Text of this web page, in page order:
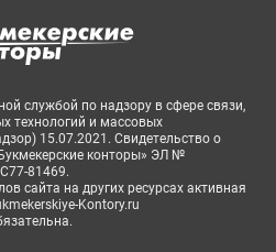
службой по надзору в сфере связи,
технологий и массовых
15.07.2021. Свидетельство о
конторы» ЭЛ №
81469.
сайта на других ресурсах активная
Kontory.ru